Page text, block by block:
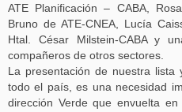
ATE Planificación – CABA,
Bruno de ATE-CNEA, Lucía
Htal. César Milstein-CABA y
compañeros de otros sectores.
La presentación de nuestra
todo el país, es una necesidad
dirección Verde que envuelta